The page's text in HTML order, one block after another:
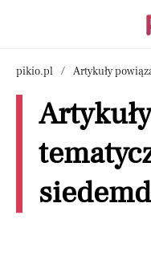
pikio.pl Artykuły